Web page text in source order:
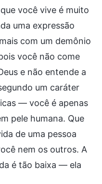
você vive é muito
uma expressão
com um demônio
você não come
e não entende a
um caráter
— você é apenas
pele humana. Que
de uma pessoa
nem os outros. A
é tão baixa — ela